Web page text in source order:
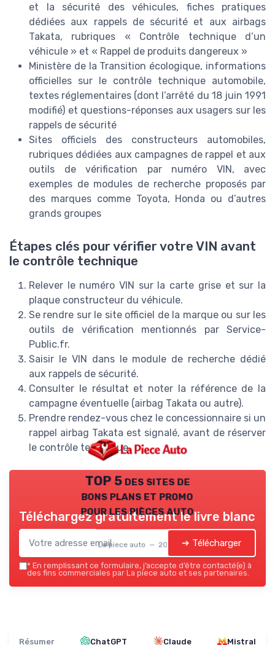
et la sécurité des véhicules, fiches pratiques
dédiées aux rappels de sécurité et aux airbags
Takata, rubriques « Contrôle technique d’un
véhicule » et « Rappel de produits dangereux »
Ministère de la Transition écologique, informations
officielles sur le contrôle technique automobile,
textes réglementaires (dont l’arrêté du 18 juin 1991
modifié) et questions-réponses aux usagers sur les
rappels de sécurité
Sites officiels des constructeurs automobiles,
rubriques dédiées aux campagnes de rappel et aux
outils de vérification par numéro VIN, avec
exemples de modules de recherche proposés par
des marques comme Toyota, Honda ou d’autres
grands groupes
Étapes clés pour vérifier votre VIN avant
le contrôle technique
Relever le numéro VIN sur la carte grise et sur la
plaque constructeur du véhicule.
Se rendre sur le site officiel de la marque ou sur les
outils de vérification mentionnés par Service-
Public.fr.
Saisir le VIN dans le module de recherche dédié
aux rappels de sécurité.
Consulter le résultat et noter la référence de la
campagne éventuelle (airbag Takata ou autre).
Prendre rendez-vous chez le concessionnaire si un
rappel airbag Takata est signalé, avant de réserver
le contrôle technique.
TOP 5 des sites de
bons plans et promo
pour les pièces auto
La piece auto — 2026
Téléchargez gratuitement le livre blanc
➔ Télécharger
* En remplissant ce formulaire, j’accepte d’être contacté(e) à
des fins commerciales par La piece auto et ses partenaires.
Résumer ChatGPT Claude Mistral